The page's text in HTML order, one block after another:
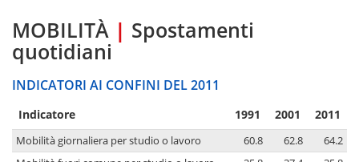
MOBILITÀ | Spostamenti
quotidiani
INDICATORI AI CONFINI DEL 2011
Indicatore 1991 2001 2011
Mobilità giornaliera per studio o lavoro 60.8 62.8
64.2